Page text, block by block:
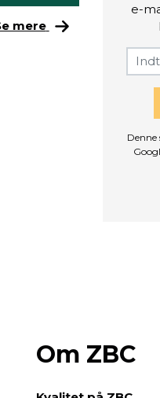
mere
e-
Denne
Om ZBC